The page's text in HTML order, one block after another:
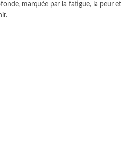
marquée par la fatigue, la peur et